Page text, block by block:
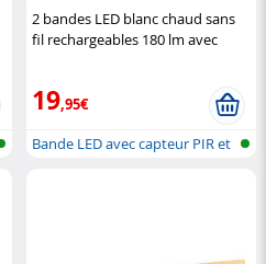
2 bandes LED blanc chaud sans
fil rechargeables 180 lm avec
19,95€
Bande LED avec capteur PIR et